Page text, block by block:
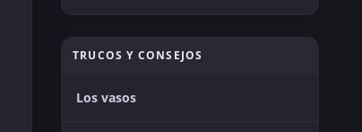
TRUCOS Y CONSEJOS
Los vasos